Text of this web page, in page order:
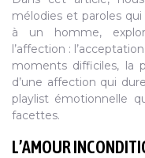
mélodies et paroles
à un homme,
l’affection :
moments difficiles, la
d’une affection qui
playlist émotionnelle
facettes.
L’AMOUR